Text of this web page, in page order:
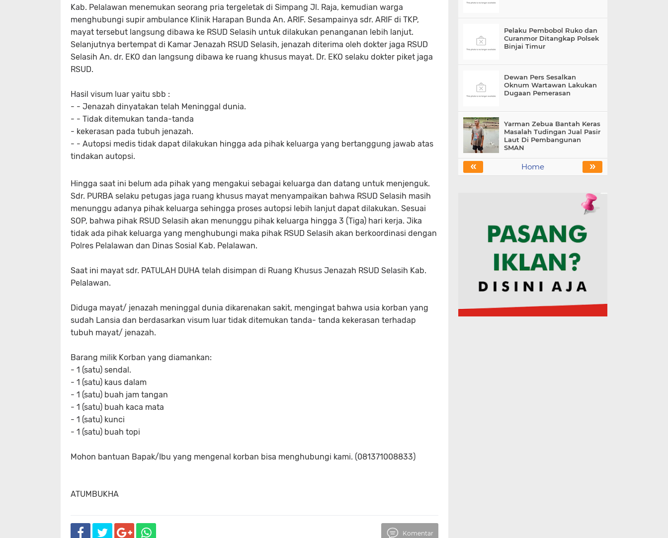
Kab. Pelalawan menemukan seorang pria tergeletak di Simpang Jl. Raja, kemudian warga
menghubungi supir ambulance Klinik Harapan Bunda An. ARIF. Sesampainya sdr. ARIF di TKP,
mayat tersebut langsung dibawa ke RSUD Selasih untuk dilakukan penanganan lebih lanjut.
Selanjutnya bertempat di Kamar Jenazah RSUD Selasih, jenazah diterima oleh dokter jaga RSUD
Selasih An. dr. EKO dan langsung dibawa ke ruang khusus mayat. Dr. EKO selaku dokter piket jaga
RSUD.
Hasil visum luar yaitu sbb :
- - Jenazah dinyatakan telah Meninggal dunia.
- - Tidak ditemukan tanda-tanda
- kekerasan pada tubuh jenazah.
- - Autopsi medis tidak dapat dilakukan hingga ada pihak keluarga yang bertanggung jawab atas
tindakan autopsi.
Hingga saat ini belum ada pihak yang mengakui sebagai keluarga dan datang untuk menjenguk.
Sdr. PURBA selaku petugas jaga ruang khusus mayat menyampaikan bahwa RSUD Selasih masih
menunggu adanya pihak keluarga sehingga proses autopsi lebih lanjut dapat dilakukan. Sesuai
SOP, bahwa pihak RSUD Selasih akan menunggu pihak keluarga hingga 3 (Tiga) hari kerja. Jika
tidak ada pihak keluarga yang menghubungi maka pihak RSUD Selasih akan berkoordinasi dengan
Polres Pelalawan dan Dinas Sosial Kab. Pelalawan.
Saat ini mayat sdr. PATULAH DUHA telah disimpan di Ruang Khusus Jenazah RSUD Selasih Kab.
Pelalawan.
Diduga mayat/ jenazah meninggal dunia dikarenakan sakit, mengingat bahwa usia korban yang
sudah Lansia dan berdasarkan visum luar tidak ditemukan tanda- tanda kekerasan terhadap
tubuh mayat/ jenazah.
Barang milik Korban yang diamankan:
- 1 (satu) sendal.
- 1 (satu) kaus dalam
- 1 (satu) buah jam tangan
- 1 (satu) buah kaca mata
- 1 (satu) kunci
- 1 (satu) buah topi
Mohon bantuan Bapak/Ibu yang mengenal korban bisa menghubungi kami. (081371008833)
ATUMBUKHA
Komentar
Pelaku Pembobol Ruko dan
Curanmor Ditangkap Polsek
Binjai Timur
Dewan Pers Sesalkan
Oknum Wartawan Lakukan
Dugaan Pemerasan
Yarman Zebua Bantah Keras
Masalah Tudingan Jual Pasir
Laut Di Pembangunan
SMAN
« »
Home